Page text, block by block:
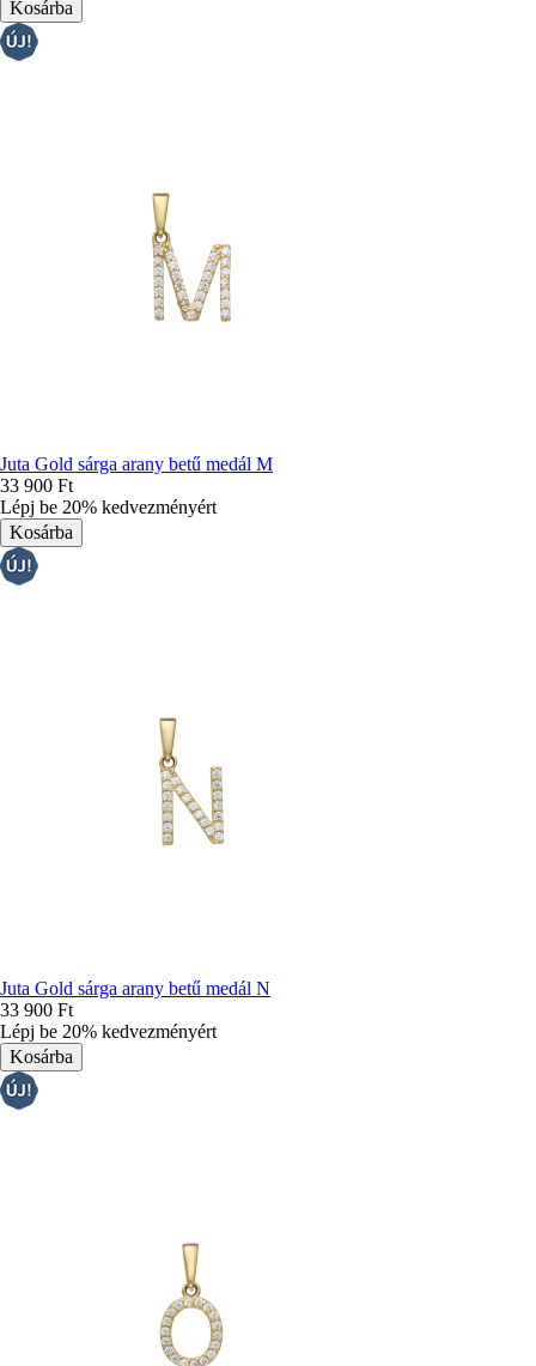
Juta Gold sárga arany betű medál M
33 900 Ft
Lépj be 20% kedvezményért
Juta Gold sárga arany betű medál N
33 900 Ft
Lépj be 20% kedvezményért